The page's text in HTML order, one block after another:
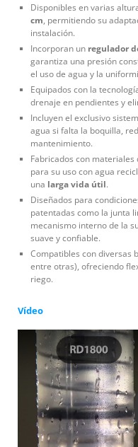
Disponibles en varias
cm, permitiendo su
instalación.
Incorporan un regulador
garantiza una presión
el uso de agua y la
Equipados con la
drenaje en pendientes y
Incluyen el exclusivo
agua si falta la boquilla,
mantenimiento.
Fabricados con
para su uso con agua
una larga vida útil.
Diseñados para
patentadas como la junta
mecanismo interno de la
suave y confiable.
Compatibles con diversas
entre otras), ofreciendo
riego.
Vídeo